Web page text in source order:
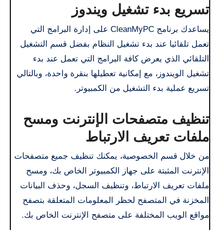
تسريع بدء تشغيل ويندوز
يساعدك برنامج CleanMyPC على إدارة البرامج التي
تعمل تلقائيا عند بدء تشغيل النظام بفضل قسم التشغيل
التلقائي الذي يعرض كافة البرامج التي تعمل عند بدء
تشغيل الويندوز، مع إمكانية تعطيلها بنقرة واحدة، وبالتالي
تسريع عملية بدء التشغيل من الكمبيوتر.
تنظيف متصفحات الإنترنت ومسح
ملفات تعريف الارتباط
من خلال قسم الخصوصية، يمكنك تنظيف جميع متصفحات
الإنترنت المثبتة على جهاز الكمبيوتر الخاص بك، ومسح
ملفات تعريف الارتباط، وتنظيف السجل، وحذف البيانات
المخزنة في المتصفح لحظر المعلومات المتعلقة بتصفح
مواقع الويب المختلفة على متصفح الإنترنت الخاص بك.